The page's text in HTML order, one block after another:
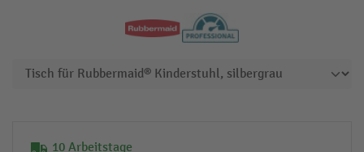
10 Arbeitstage